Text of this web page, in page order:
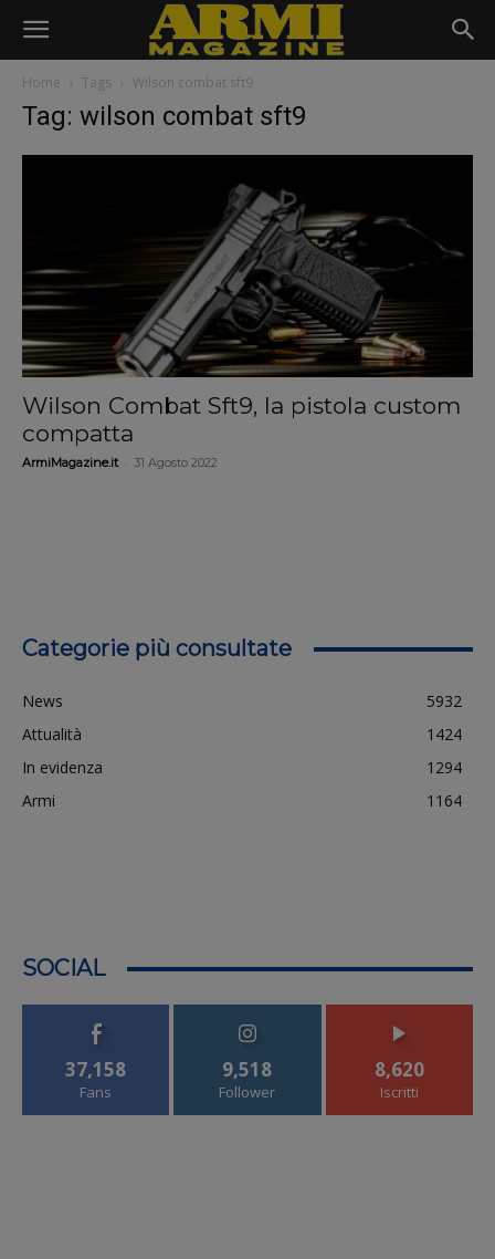
Home Tags Wilson combat sft9
Tag: wilson combat sft9
Wilson Combat Sft9, la pistola custom
compatta
ArmiMagazine.it 31 Agosto 2022
Categorie più consultate
News
5932
Attualità
1424
In evidenza
1294
Armi
1164
SOCIAL
37,158
Fans
9,518
Follower
8,620
Iscritti